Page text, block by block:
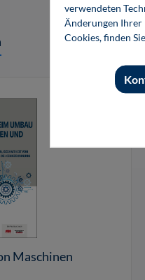
Maschinen
verwendeten
Änderungen Ihrer
Cookies, finden